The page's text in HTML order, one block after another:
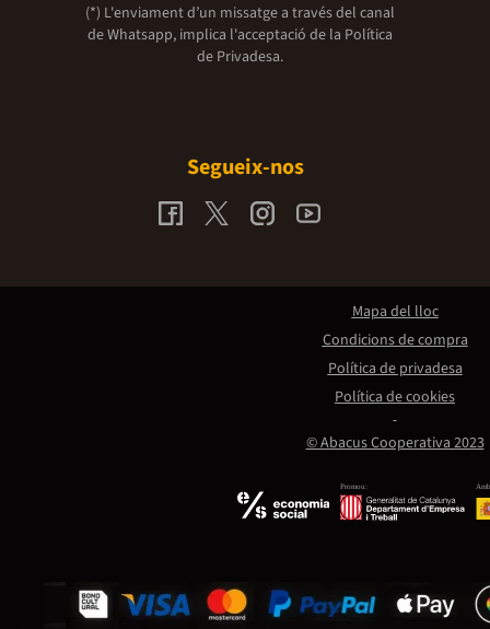
(*) L'enviament d’un missatge a través del canal
de Whatsapp, implica l'acceptació de la Política
de Privadesa.
Segueix-nos
Promou:
© Abacus Cooperativa 2023
Mapa del lloc
Condicions de compra
Política de privadesa
Política de cookies